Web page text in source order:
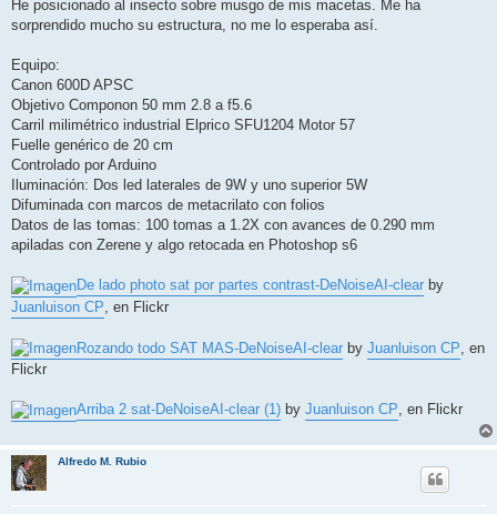
He posicionado al insecto sobre musgo de mis macetas. Me ha
sorprendido mucho su estructura, no me lo esperaba así.
Equipo:
Canon 600D APSC
Objetivo Componon 50 mm 2.8 a f5.6
Carril milimétrico industrial Elprico SFU1204 Motor 57
Fuelle genérico de 20 cm
Controlado por Arduino
Iluminación: Dos led laterales de 9W y uno superior 5W
Difuminada con marcos de metacrilato con folios
Datos de las tomas: 100 tomas a 1.2X con avances de 0.290 mm
apiladas con Zerene y algo retocada en Photoshop s6
De lado photo sat por partes contrast-DeNoiseAI-clear by
Juanluison CP , en Flickr
Rozando todo SAT MAS-DeNoiseAI-clear by Juanluison CP , en
Flickr
Arriba 2 sat-DeNoiseAI-clear (1) by Juanluison CP, en Flickr
Alfredo M. Rubio